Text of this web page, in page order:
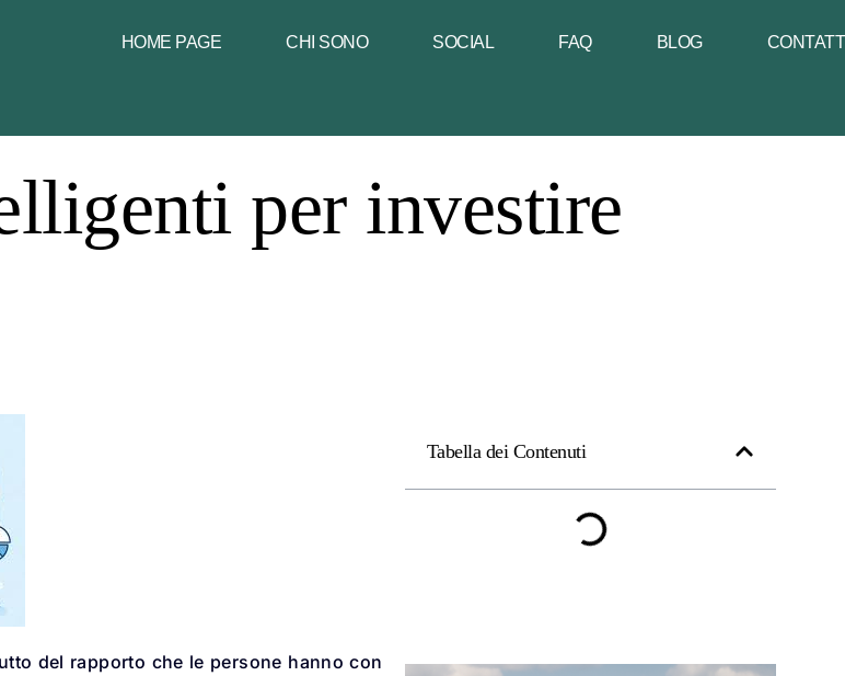
HOME PAGE CHI SONO SOCIAL FAQ BLOG
per investire
del rapporto che le persone hanno con
Tabella dei Contenuti